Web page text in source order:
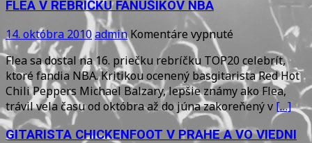
FLEA V REBRÍČKU FANÚŠIKOV NBA
14. októbra 2010admin Komentáre vypnuté
V
REBRÍČKU
FANÚŠIKOV
NBA
Flea sa dostal na 16. priečku rebríčku TOP20 celebrít,
ktoré fandia NBA. Kritikou ocenený basgitarista Red Hot
Chili Peppers Michael Balzary, lepšie známy ako Flea,
trávil vela času od októbra až do júna zakoreňený v […]
GITARISTA CHICKENFOOT V PRAHE A VO VIEDNI